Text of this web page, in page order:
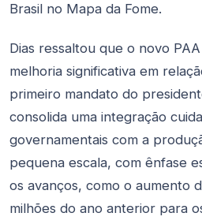
Brasil no Mapa da Fome.
Dias ressaltou que o novo
melhoria significativa em
primeiro mandato do
consolida uma integração
governamentais com a
pequena escala, com ênfase
os avanços, como o aumento
milhões do ano anterior para